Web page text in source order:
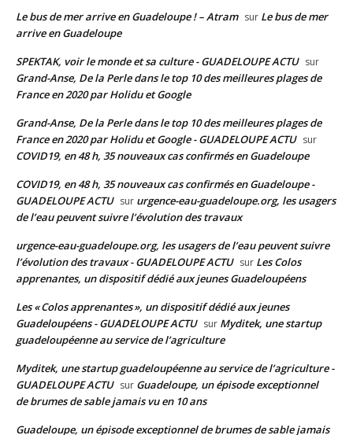
Le bus de mer arrive en Guadeloupe ! – Atram sur Le bus de mer
arrive en Guadeloupe
SPEKTAK, voir le monde et sa culture - GUADELOUPE ACTU sur
Grand-Anse, De la Perle dans le top 10 des meilleures plages de
France en 2020 par Holidu et Google
Grand-Anse, De la Perle dans le top 10 des meilleures plages de
France en 2020 par Holidu et Google - GUADELOUPE ACTU sur
COVID19, en 48 h, 35 nouveaux cas confirmés en Guadeloupe
COVID19, en 48 h, 35 nouveaux cas confirmés en Guadeloupe -
GUADELOUPE ACTU sur urgence-eau-guadeloupe.org, les usagers
de l’eau peuvent suivre l’évolution des travaux
urgence-eau-guadeloupe.org, les usagers de l’eau peuvent suivre
l’évolution des travaux - GUADELOUPE ACTU sur Les Colos
apprenantes, un dispositif dédié aux jeunes Guadeloupéens
Les « Colos apprenantes », un dispositif dédié aux jeunes
Guadeloupéens - GUADELOUPE ACTU sur Myditek, une startup
guadeloupéenne au service de l’agriculture
Myditek, une startup guadeloupéenne au service de l’agriculture -
GUADELOUPE ACTU sur Guadeloupe, un épisode exceptionnel
de brumes de sable jamais vu en 10 ans
Guadeloupe, un épisode exceptionnel de brumes de sable jamais